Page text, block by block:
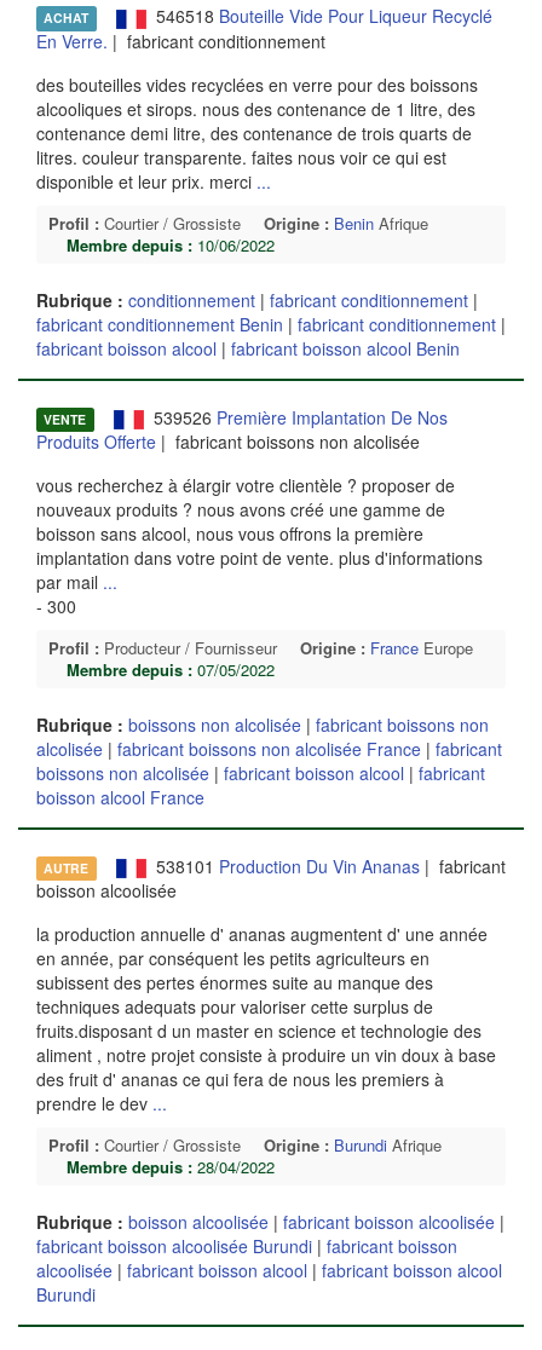
ACHAT 546518 Bouteille Vide Pour Liqueur Recyclé
En Verre. | fabricant conditionnement
des bouteilles vides recyclées en verre pour des boissons
alcooliques et sirops. nous des contenance de 1 litre, des
contenance demi litre, des contenance de trois quarts de
litres. couleur transparente. faites nous voir ce qui est
disponible et leur prix. merci ...
Profil : Courtier / Grossiste Origine : Benin Afrique
Membre depuis : 10/06/2022
Rubrique : conditionnement | fabricant conditionnement |
fabricant conditionnement Benin | fabricant conditionnement |
fabricant boisson alcool | fabricant boisson alcool Benin
VENTE 539526 Première Implantation De Nos
Produits Offerte | fabricant boissons non alcolisée
vous recherchez à élargir votre clientèle ? proposer de
nouveaux produits ? nous avons créé une gamme de
boisson sans alcool, nous vous offrons la première
implantation dans votre point de vente. plus d'informations
par mail ...
- 300
Profil : Producteur / Fournisseur Origine : France Europe
Membre depuis : 07/05/2022
Rubrique : boissons non alcolisée | fabricant boissons non
alcolisée | fabricant boissons non alcolisée France | fabricant
boissons non alcolisée | fabricant boisson alcool | fabricant
boisson alcool France
AUTRE 538101 Production Du Vin Ananas| fabricant
boisson alcoolisée
la production annuelle d' ananas augmentent d' une année
en année, par conséquent les petits agriculteurs en
subissent des pertes énormes suite au manque des
techniques adequats pour valoriser cette surplus de
fruits.disposant d un master en science et technologie des
aliment , notre projet consiste à produire un vin doux à base
des fruit d' ananas ce qui fera de nous les premiers à
prendre le dev ...
Profil : Courtier / Grossiste Origine : Burundi Afrique
Membre depuis : 28/04/2022
Rubrique : boisson alcoolisée | fabricant boisson alcoolisée |
fabricant boisson alcoolisée Burundi | fabricant boisson
alcoolisée | fabricant boisson alcool | fabricant boisson alcool
Burundi